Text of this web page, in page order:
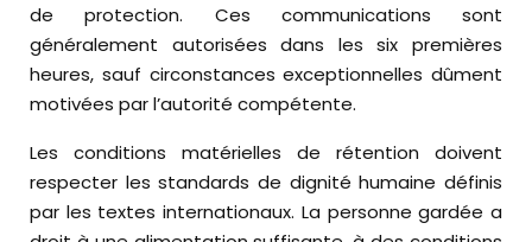
de protection. Ces communications sont
généralement autorisées dans les six premières
heures, sauf circonstances exceptionnelles dûment
motivées par l’autorité compétente.
Les conditions matérielles de rétention doivent
respecter les standards de dignité humaine définis
par les textes internationaux. La personne gardée a